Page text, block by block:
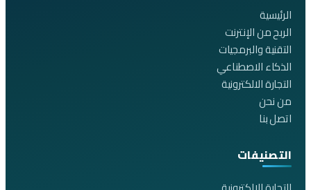
الرئيسية
الربح من الإنترنت
التقنية والبرمجيات
الذكاء الاصطناعي
التجارة الالكترونية
من نحن
اتصل بنا
التصنيفات